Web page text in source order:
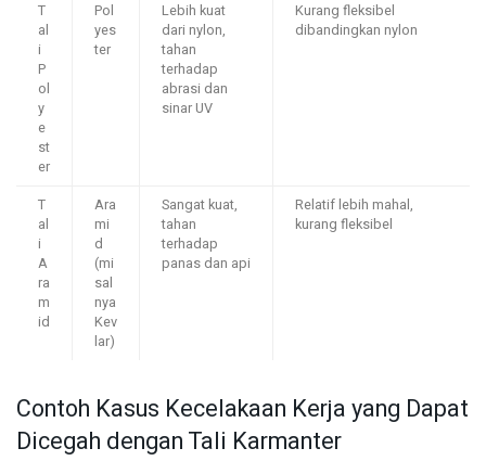
T
al
i
P
ol
y
e
st
er
Pol
yes
ter
Lebih kuat
dari nylon,
tahan
terhadap
abrasi dan
sinar UV
Kurang fleksibel
dibandingkan nylon
T
al
i
A
ra
m
id
Ara
mi
d
(mi
sal
nya
Kev
lar)
Sangat kuat,
tahan
terhadap
panas dan api
Relatif lebih mahal,
kurang fleksibel
Contoh Kasus Kecelakaan Kerja yang Dapat
Dicegah dengan Tali Karmanter